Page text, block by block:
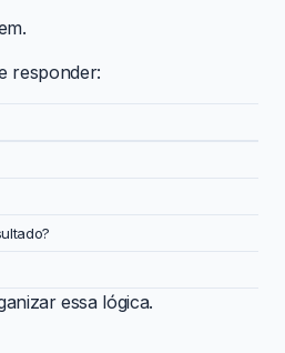
responder:
essa lógica.